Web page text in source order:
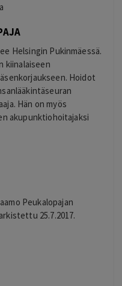
Helsingin Pukinmäessä.
kiinalaiseen
Hoidot
Hän on myös
akupunktiohoitajaksi
Peukalopajan
25.7.2017.